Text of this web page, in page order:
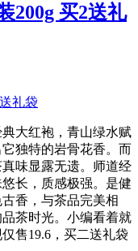
200g 买2送礼
大红袍，青山绿水赋
独特的岩骨花香。而
味显露无遗。师道经
长，质感极强。是健
香，与茶品完美相
茶时光。小编看着就
售19.6，买二送礼袋